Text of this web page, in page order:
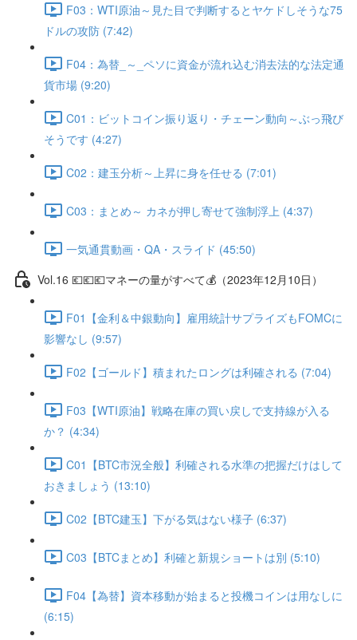
F03：WTI原油～見た目で判断するとヤケドしそうな75
ドルの攻防 (7:42)
F04：為替_～_ペソに資金が流れ込む消去法的な法定通
貨市場 (9:20)
C01：ビットコイン振り返り・チェーン動向～ぶっ飛び
そうです (4:27)
C02：建玉分析～上昇に身を任せる (7:01)
C03：まとめ～ カネが押し寄せて強制浮上 (4:37)
一気通貫動画・QA・スライド (45:50)
Vol.16 💶💶💶マネーの量がすべて💰（2023年12月10日）
F01【金利＆中銀動向】雇用統計サプライズもFOMCに
影響なし (9:57)
F02【ゴールド】積まれたロングは利確される (7:04)
F03【WTI原油】戦略在庫の買い戻しで支持線が入る
か？ (4:34)
C01【BTC市況全般】利確される水準の把握だけはして
おきましょう (13:10)
C02【BTC建玉】下がる気はない様子 (6:37)
C03【BTCまとめ】利確と新規ショートは別 (5:10)
F04【為替】資本移動が始まると投機コインは用なしに
(6:15)